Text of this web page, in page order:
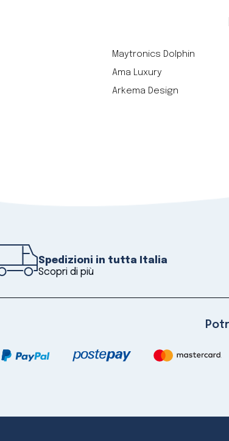
Maytronics Dolphin
Ama Luxury
Arkema Design
Spedizioni in tutta Italia
Scopri di più